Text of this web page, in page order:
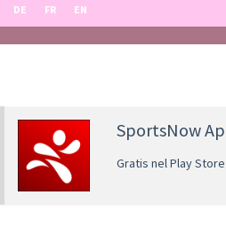
DE FR EN
SportsNow
Gratis nel Play Store